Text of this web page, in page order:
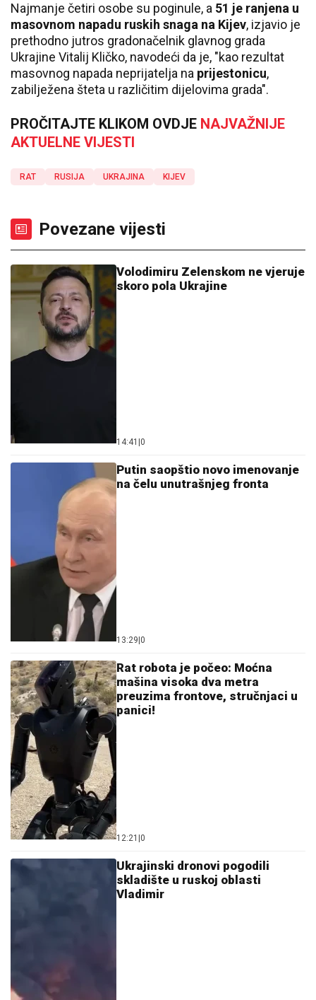
Najmanje četiri osobe su poginule, a 51 je ranjena u
masovnom napadu ruskih snaga na Kijev, izjavio je
prethodno jutros gradonačelnik glavnog grada
Ukrajine Vitalij Kličko, navodeći da je, "kao rezultat
masovnog napada neprijatelja na prijestonicu,
zabilježena šteta u različitim dijelovima grada".
PROČITAJTE KLIKOM OVDJE NAJVAŽNIJE
AKTUELNE VIJESTI
RAT RUSIJA UKRAJINA KIJEV
Povezane vijesti
Volodimiru Zelenskom ne vjeruje
skoro pola Ukrajine
14:41 0
Putin saopštio novo imenovanje
na čelu unutrašnjeg fronta
13:29 0
Rat robota je počeo: Moćna
mašina visoka dva metra
preuzima frontove, stručnjaci u
panici!
12:21 0
Ukrajinski dronovi pogodili
skladište u ruskoj oblasti
Vladimir